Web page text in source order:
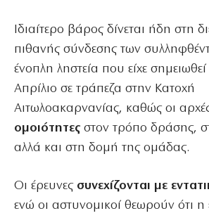
Ιδιαίτερο βάρος δίνεται ήδη στη
πιθανής σύνδεσης των
ένοπλη ληστεία που είχε
Απρίλιο σε τράπεζα στην Κατοχή
Αιτωλοακαρνανίας, καθώς οι
ομοιότητες στον τρόπο δράσης,
αλλά και στη δομή της ομάδας.
Οι έρευνες συνεχίζονται με
ενώ οι αστυνομικοί θεωρούν ότι